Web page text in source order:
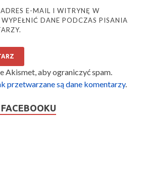
E-MAIL I WITRYNĘ W
DANE PODCZAS PISANIA
aby ograniczyć spam.
przetwarzane są dane komentarzy.